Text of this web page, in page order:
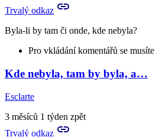
nebyla.
by
Trvalý odkaz
Byla-li by tam či onde, kde nebyla?
Pro vkládání komentářů se musíte
In
to
Leda
že
by
Kde nebyla, tam by byla, a…
Esclarte
3 měsíců 1 týden zpět
Trvalý odkaz